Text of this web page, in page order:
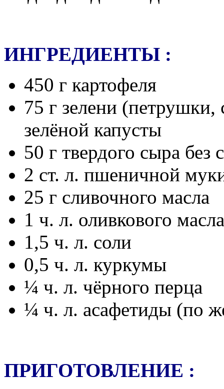
ИНГРЕДИЕНТЫ :
450 г картофеля
75 г зелени (петрушки,
зелёной капусты
50 г твердого сыра без
2 ст. л. пшеничной
25 г сливочного масла
1 ч. л. оливкового масла
1,5 ч. л. соли
0,5 ч. л. куркумы
¼ ч. л. чёрного перца
¼ ч. л. асафетиды (по
ПРИГОТОВЛЕНИЕ :